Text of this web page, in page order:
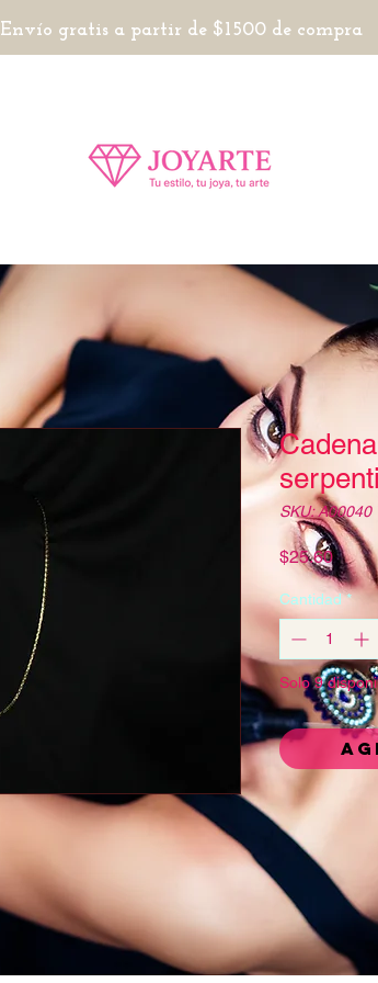
Envío gratis a partir de $1500 de compra
SKU: A00040
$25.60
Cantidad *
Solo 9